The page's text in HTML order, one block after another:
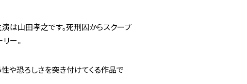
は山田孝之です。死刑囚からスクープ
ー。
や恐ろしさを突き付けてくる作品で